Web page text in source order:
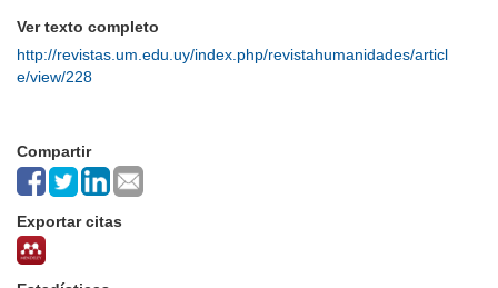
Ver texto completo
http://revistas.um.edu.uy/index.php/revistahumanidades/articl
e/view/228
Compartir
Exportar citas